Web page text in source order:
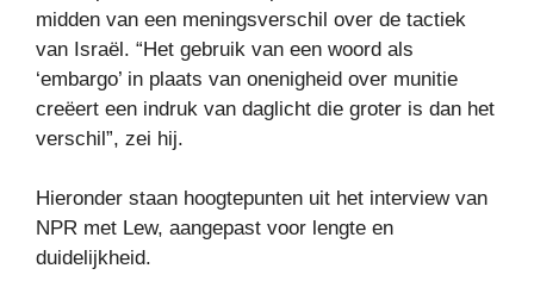
midden van een meningsverschil over de tactiek
van Israël. “Het gebruik van een woord als
‘embargo’ in plaats van onenigheid over munitie
creëert een indruk van daglicht die groter is dan het
verschil”, zei hij.
Hieronder staan ​​hoogtepunten uit het interview van
NPR met Lew, aangepast voor lengte en
duidelijkheid.